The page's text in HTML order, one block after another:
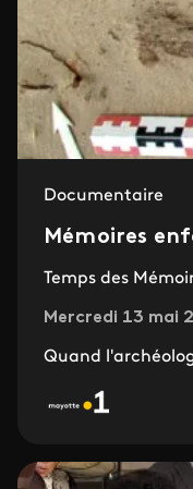
Documentaire
Mémoires
Temps des
Mercredi 13 mai
Quand